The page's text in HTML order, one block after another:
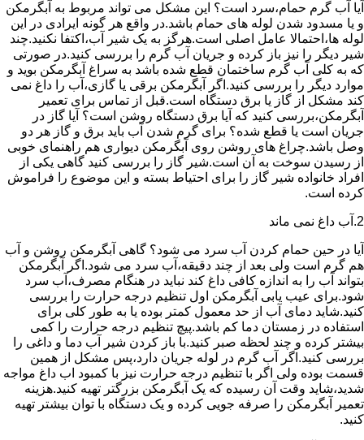
آیا آب گرم حمام،سرد است؟ این مشکل می تواند مربوط به آبگرمکن
و یا مسدود شدن لوله های حمام باشد.در واقع هر گونه ایرادی در این
لوله ها،احتمالا عامل اصلی است.هرگز به یک شیر آب،اکتفا نکنید.چند
شیر دیگر را نیز باز کرده و جریان آب گرم را بررسی کنید.در صورتی
که به کلی آب گرم ساختمان قطع شده باشد به سراغ آبگرمکن بوید و
موارد دیگر را بررسی کنید.اگر آبگرمکن برقی یا گازی،آب را داغ نمی
کند مشکل از گاز یا برق دستگاه است.قبل از تماس برای تعمیر
آبگرمکن،بررسی کنید که آیا برق دستگاه روشن است؟ آیا گاز در
جریان است یا قطع شده؟ برای گرم شدن آب باید برق و گاز هر دو
وصل باشد.چراغ های روشن روی آبگرمکن دیواری هم راهنمای خوبی
از رسیدن سوخت به آن است.شیر گاز را بررسی کنید گاهی یکی از
افراد خانواده شیر گاز را برای احتیاط بسته و این موضوع را فراموش
کرده است.
2.آب داغ نمی ماند
آیا در حین حمام کردن آب سرد می شود؟ گاهی آبگرمکن روشن و آب
هم گرم است ولی بعد از چند دقیقه،آب سرد می شود.اگر آبگرمکن
بتواند آب را به اندازه کافی داغ کند نباید در هنگام مصرف،آب سرد
شود.برای عیب یابی آبگرمکن اول تنظیم درجه حرارت را بررسی
کنید.شاید دمای آب از حد معمول کمتر بوده یا به طور کلی برای
استفاده در زمستان دما کم باشد.پیچ تنظیم درجه حرارت را کمی
بیشتر کرده و چند لحظه صبر کنید.با باز کردن شیر آب دما و داغی را
بررسی کنید.اگر آب گرم در لوله جریان دارد،پس مشکل از همین
قسمت بوده ولی اگر با تنظیم درجه حرارت نیز با کمبود اب داغ مواجه
شدید،شاید وقت آن رسیده که یک آبگرمکن بزرگتر تهیه کنید.هزینه
تعمیر آبگرمکن را صرفه جویی کرده و یک دستگاه با توان بیشتر تهیه
کنید.